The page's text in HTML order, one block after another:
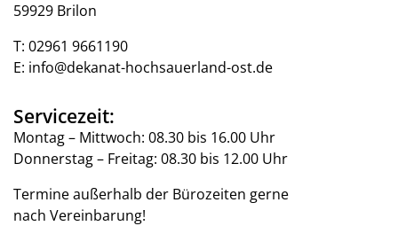
59929 Brilon
T: 02961 9661190
E: info@dekanat-hochsauerland-ost.de
Servicezeit:
Montag – Mittwoch: 08.30 bis 16.00 Uhr
Donnerstag – Freitag: 08.30 bis 12.00 Uhr
Termine außerhalb der Bürozeiten gerne
nach Vereinbarung!